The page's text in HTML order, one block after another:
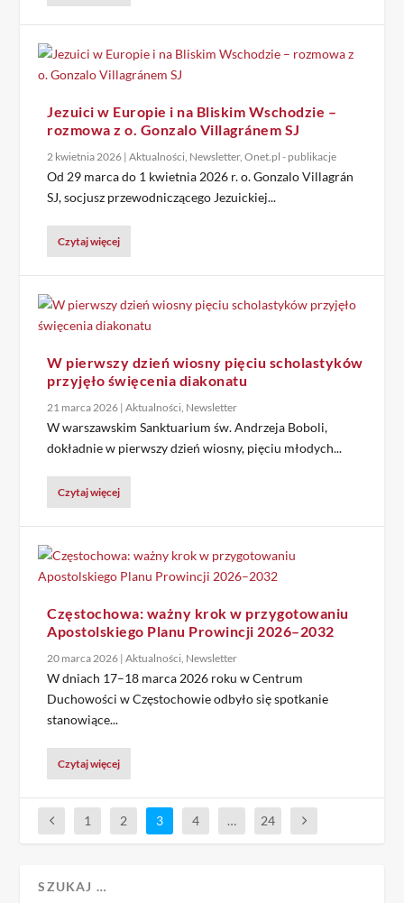
Jezuici w Europie i na Bliskim Wschodzie –
rozmowa z o. Gonzalo Villagránem SJ
2 kwietnia 2026 |Aktualności, Newsletter,Onet.pl - publikacje
Od 29 marca do 1 kwietnia 2026 r. o. Gonzalo Villagrán
SJ, socjusz przewodniczącego Jezuickiej...
Czytaj więcej
W pierwszy dzień wiosny pięciu scholastyków
przyjęło święcenia diakonatu
21 marca 2026 |Aktualności, Newsletter
W warszawskim Sanktuarium św. Andrzeja Boboli,
dokładnie w pierwszy dzień wiosny, pięciu młodych...
Czytaj więcej
Częstochowa: ważny krok w przygotowaniu
Apostolskiego Planu Prowincji 2026–2032
20 marca 2026 |Aktualności, Newsletter
W dniach 17–18 marca 2026 roku w Centrum
Duchowości w Częstochowie odbyło się spotkanie
stanowiące...
Czytaj więcej
1 2 3 4 … 24